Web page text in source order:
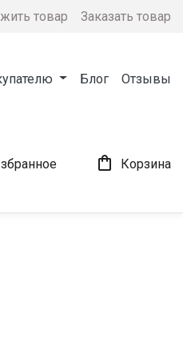
товар Заказать товар
Блог Отзывы
 Корзина